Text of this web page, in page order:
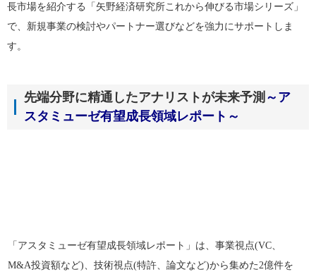
長市場を紹介する「矢野経済研究所これから伸びる市場シリーズ」
で、新規事業の検討やパートナー選びなどを強力にサポートしま
す。
先端分野に精通したアナリストが未来予測 ～ア
スタミューゼ有望成長領域レポート～
「アスタミューゼ有望成長領域レポート」は、事業視点(VC、
M&A投資額など)、技術視点(特許、論文など)から集めた2億件を